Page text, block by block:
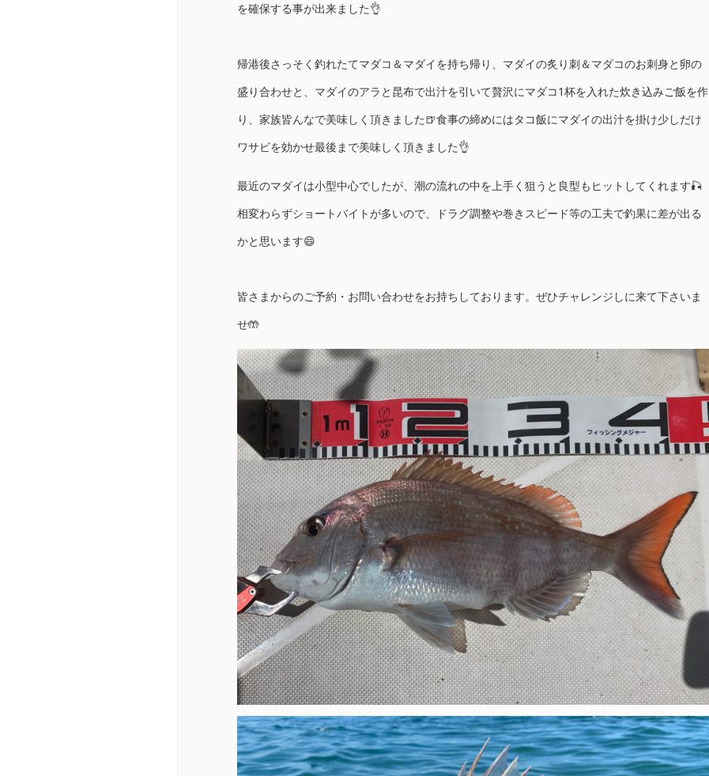
を確保する事が出来ました👌
帰港後さっそく釣れたてマダコ＆マダイを持ち帰り、マダイの炙り刺＆マダコのお刺身と卵の
盛り合わせと、マダイのアラと昆布で出汁を引いて贅沢にマダコ1杯を入れた炊き込みご飯を作
り、家族皆んなで美味しく頂きました🍺食事の締めにはタコ飯にマダイの出汁を掛け少しだけ
ワサビを効かせ最後まで美味しく頂きました👌
最近のマダイは小型中心でしたが、潮の流れの中を上手く狙うと良型もヒットしてくれます🎣
相変わらずショートバイトが多いので、ドラグ調整や巻きスピード等の工夫で釣果に差が出る
かと思います😄
皆さまからのご予約・お問い合わせをお持ちしております。ぜひチャレンジしに来て下さいま
せ🤲